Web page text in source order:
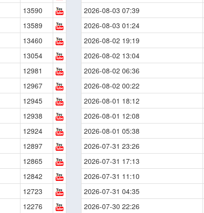
13590
13589
13460
13054
12981
12967
12945
12938
12924
12897
12865
12842
12723
12276
2026-08-03 07:39
2026-08-03 01:24
2026-08-02 19:19
2026-08-02 13:04
2026-08-02 06:36
2026-08-02 00:22
2026-08-01 18:12
2026-08-01 12:08
2026-08-01 05:38
2026-07-31 23:26
2026-07-31 17:13
2026-07-31 11:10
2026-07-31 04:35
2026-07-30 22:26